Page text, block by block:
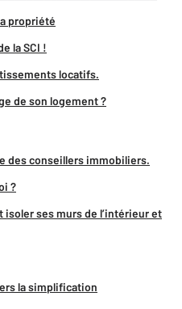
propriété
la SCI !
locatifs.
de son logement ?
des conseillers immobiliers.
?
ses murs de l’intérieur et
la simplification